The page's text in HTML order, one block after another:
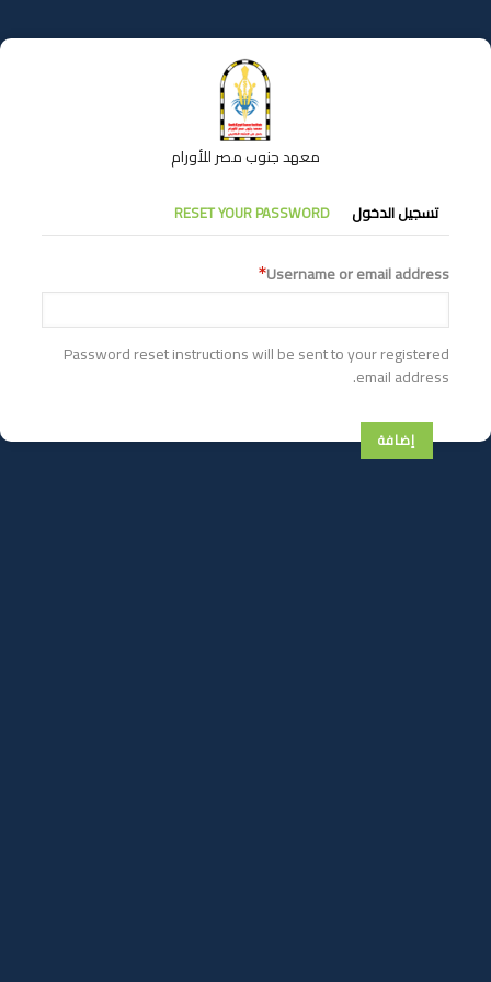
إلى
المحتوى
معهد جنوب مصر للأورام
التبويبات
الأساسية
تسجيل الدخول RESET YOUR PASSWORD
Username or email address
Password reset instructions will be sent to your registered
email address.